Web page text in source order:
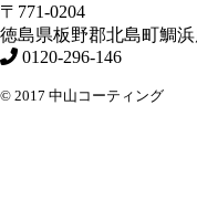
〒771-0204
徳島県板野郡北島町鯛浜
0120-296-146
© 2017 中山コーティング